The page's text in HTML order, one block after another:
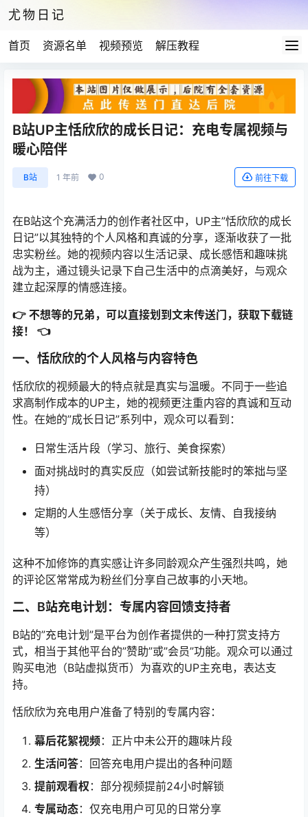
尤物日记
首页 资源名单 视频预览 解压教程
B站UP主恬欣欣的成长日记：充电专属视频与
暖心陪伴
B站 1 年前 0 前往下载
在B站这个充满活力的创作者社区中，UP主”恬欣欣的成长
日记”以其独特的个人风格和真诚的分享，逐渐收获了一批
忠实粉丝。她的视频内容以生活记录、成长感悟和趣味挑
战为主，通过镜头记录下自己生活中的点滴美好，与观众
建立起深厚的情感连接。
👉 不想等的兄弟，可以直接划到文末传送门，获取下载链
接！ 👈
一、恬欣欣的个人风格与内容特色
恬欣欣的视频最大的特点就是真实与温暖。不同于一些追
求高制作成本的UP主，她的视频更注重内容的真诚和互动
性。在她的”成长日记”系列中，观众可以看到：
日常生活片段（学习、旅行、美食探索）
面对挑战时的真实反应（如尝试新技能时的笨拙与坚
持）
定期的人生感悟分享（关于成长、友情、自我接纳
等）
这种不加修饰的真实感让许多同龄观众产生强烈共鸣，她
的评论区常常成为粉丝们分享自己故事的小天地。
二、B站充电计划：专属内容回馈支持者
B站的”充电计划”是平台为创作者提供的一种打赏支持方
式，相当于其他平台的”赞助”或”会员”功能。观众可以通过
购买电池（B站虚拟货币）为喜欢的UP主充电，表达支
持。
恬欣欣为充电用户准备了特别的专属内容：
幕后花絮视频：正片中未公开的趣味片段
生活问答：回答充电用户提出的各种问题
提前观看权 ：部分视频提前24小时解锁
专属动态：仅充电用户可见的日常分享